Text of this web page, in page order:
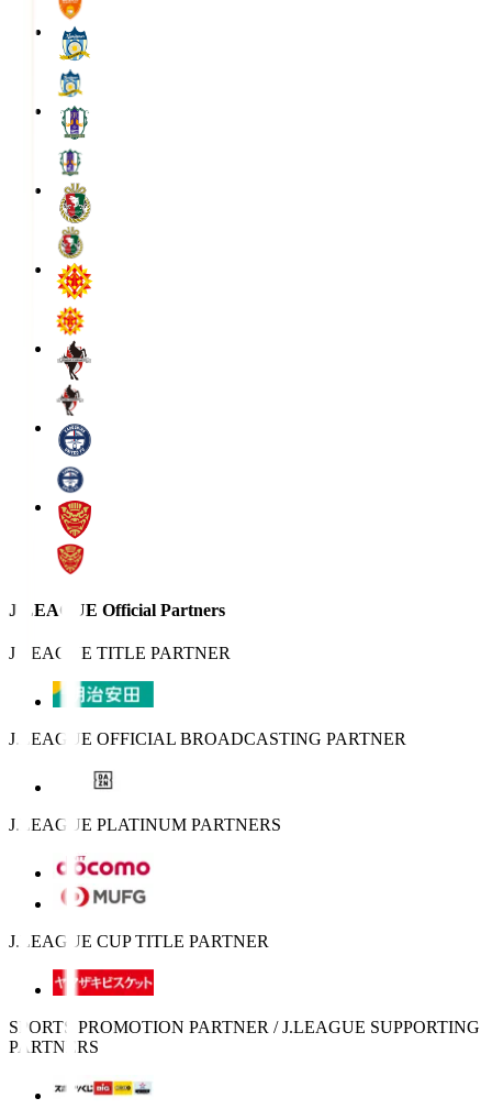
J.LEAGUE Official Partners
J.LEAGUE TITLE PARTNER
J.LEAGUE OFFICIAL BROADCASTING PARTNER
J.LEAGUE PLATINUM PARTNERS
J.LEAGUE CUP TITLE PARTNER
SPORTS PROMOTION PARTNER / J.LEAGUE SUPPORTING
PARTNERS